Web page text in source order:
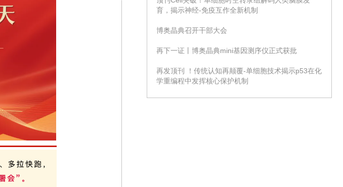
育，揭示神经-免疫互作全新机制
博奥晶典召开干部大会
再下一证丨博奥晶典mini基因测序仪正式获批
再发顶刊 ！传统认知再颠覆-单细胞技术揭示p53在化
学重编程中发挥核心保护机制